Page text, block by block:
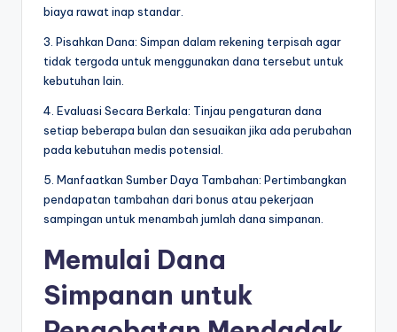
biaya rawat inap standar.
3. Pisahkan Dana: Simpan dalam rekening terpisah agar
tidak tergoda untuk menggunakan dana tersebut untuk
kebutuhan lain.
4. Evaluasi Secara Berkala: Tinjau pengaturan dana
setiap beberapa bulan dan sesuaikan jika ada perubahan
pada kebutuhan medis potensial.
5. Manfaatkan Sumber Daya Tambahan: Pertimbangkan
pendapatan tambahan dari bonus atau pekerjaan
sampingan untuk menambah jumlah dana simpanan.
Memulai Dana
Simpanan untuk